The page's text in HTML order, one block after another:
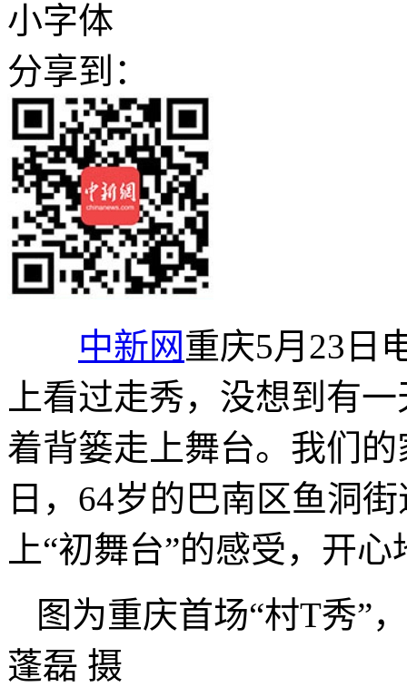
小字体
分享到：
中新网重庆5月23日
上看过走秀，没想到有
着背篓走上舞台。我们
日，64岁的巴南区鱼洞
上“初舞台”的感受，开
图为重庆首场“村T秀”
蓬磊 摄